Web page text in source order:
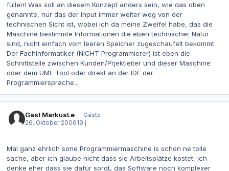
füllen! Was soll an diesem Konzept anders sein, wie das oben
genannte, nur das der Input immer weiter weg von der
technischen Sicht ist, wobei ich da meine Zweifel habe, das die
Maschine bestimmte Informationen die eben technischer Natur
sind, nicht einfach vom leeren Speicher zugeschaufelt bekommt.
Der Fachinformatiker (NICHT Programmierer) ist eben die
Schnittstelle zwischen Kunden/Prjektleiter und dieser Maschine
oder dem UML Tool oder direkt an der IDE der
Programmiersprache...
Gast MarkusLe
Gäste
26. Oktober 200619 j
Mal ganz ehrlich sone Programmiermaschine is schon ne tolle
sache, aber ich glaube nicht dass sie Arbeitsplätze kostet, ich
denke eher dass sie dafür sorgt, das Software noch komplexer